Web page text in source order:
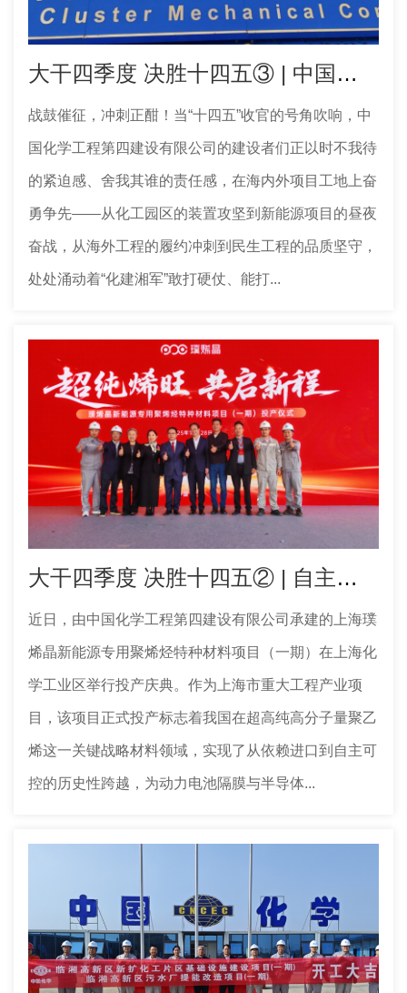
大干四季度 决胜十四五③ | 中国化学工程四化建多个工程项目取得新进展
战鼓催征，冲刺正酣！当“十四五”收官的号角吹响，中
国化学工程第四建设有限公司的建设者们正以时不我待
的紧迫感、舍我其谁的责任感，在海内外项目工地上奋
勇争先——从化工园区的装置攻坚到新能源项目的昼夜
奋战，从海外工程的履约冲刺到民生工程的品质坚守，
处处涌动着“化建湘军”敢打硬仗、能打...
大干四季度 决胜十四五② | 自主可控破瓶颈 匠心筑就新标杆——中国化学工程四化建上海璞烯晶项目正式投产
近日，由中国化学工程第四建设有限公司承建的上海璞
烯晶新能源专用聚烯烃特种材料项目（一期）在上海化
学工业区举行投产庆典。作为上海市重大工程产业项
目，该项目正式投产标志着我国在超高纯高分子量聚乙
烯这一关键战略材料领域，实现了从依赖进口到自主可
控的历史性跨越，为动力电池隔膜与半导体...